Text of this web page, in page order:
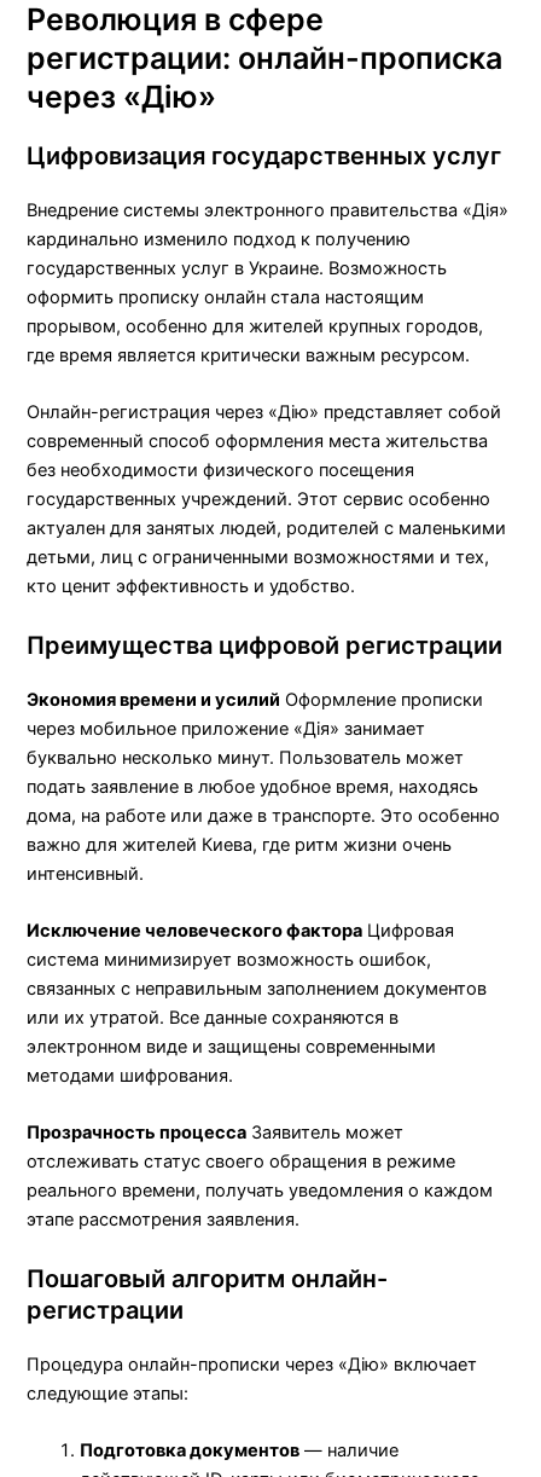
Революция в сфере
регистрации: онлайн-прописка
через «Дію»
Цифровизация государственных услуг
Внедрение системы электронного правительства «Дія»
кардинально изменило подход к получению
государственных услуг в Украине. Возможность
оформить прописку онлайн стала настоящим
прорывом, особенно для жителей крупных городов,
где время является критически важным ресурсом.
Онлайн-регистрация через «Дію» представляет собой
современный способ оформления места жительства
без необходимости физического посещения
государственных учреждений. Этот сервис особенно
актуален для занятых людей, родителей с маленькими
детьми, лиц с ограниченными возможностями и тех,
кто ценит эффективность и удобство.
Преимущества цифровой регистрации
Экономия времени и усилий Оформление прописки
через мобильное приложение «Дія» занимает
буквально несколько минут. Пользователь может
подать заявление в любое удобное время, находясь
дома, на работе или даже в транспорте. Это особенно
важно для жителей Киева, где ритм жизни очень
интенсивный.
Исключение человеческого фактора Цифровая
система минимизирует возможность ошибок,
связанных с неправильным заполнением документов
или их утратой. Все данные сохраняются в
электронном виде и защищены современными
методами шифрования.
Прозрачность процесса Заявитель может
отслеживать статус своего обращения в режиме
реального времени, получать уведомления о каждом
этапе рассмотрения заявления.
Пошаговый алгоритм онлайн-
регистрации
Процедура онлайн-прописки через «Дію» включает
следующие этапы:
Подготовка документов — наличие